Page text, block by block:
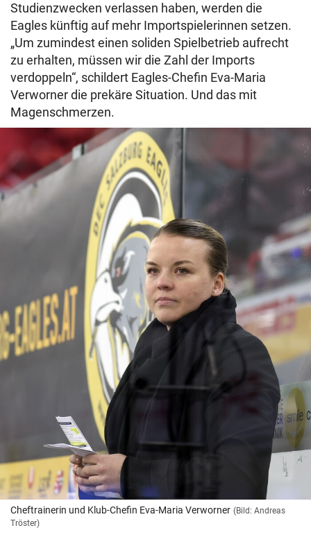
Studienzwecken verlassen haben, werden die
Eagles künftig auf mehr Importspielerinnen setzen.
„Um zumindest einen soliden Spielbetrieb aufrecht
zu erhalten, müssen wir die Zahl der Imports
verdoppeln“, schildert Eagles-Chefin Eva-Maria
Verworner die prekäre Situation. Und das mit
Magenschmerzen.
Cheftrainerin und Klub-Chefin Eva-Maria Verworner (Bild: Andreas
Tröster)